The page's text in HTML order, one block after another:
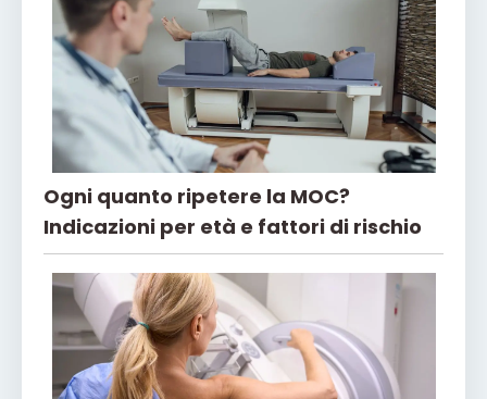
Ogni quanto ripetere la MOC?
Indicazioni per età e fattori di rischio